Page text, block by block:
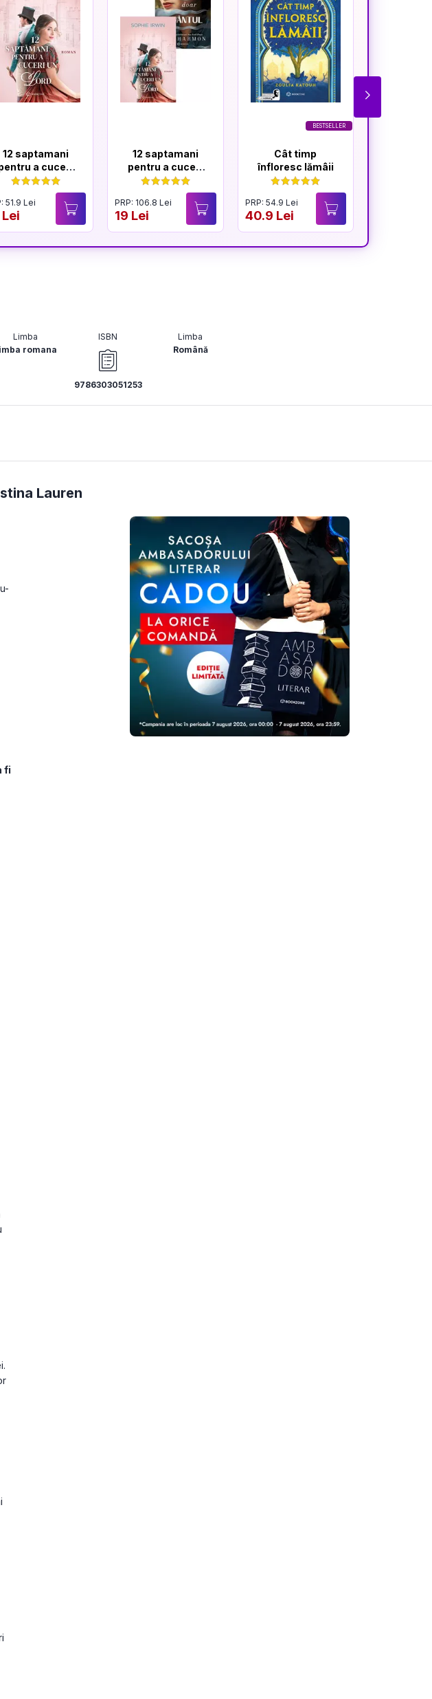
12 saptamani
a cuceri
un Lord
51.9 Lei
Lei
12 saptamani
pentru a cuceri
un Lord + Ce stie
doar vantul
PRP: 106.8 Lei
19 Lei
BESTSELLER
Cât timp
înfloresc lămâii
PRP: 54.9 Lei
40.9 Lei
Limba
romana
ISBN
9786303051253
Limba
Română
Lauren
fi